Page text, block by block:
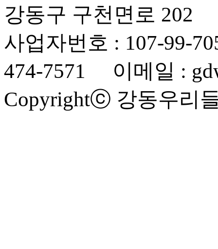
강동구 구천면로 202
사업자번호 : 107-99-
474-7571 이메일 :
Copyrightⓒ 강동우리